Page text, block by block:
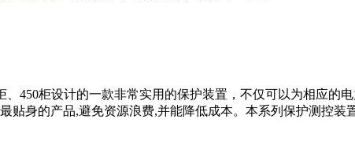
450柜设计的一款非常实用的保护装置，不仅可以为相应的
贴身的产品,避免资源浪费,并能降低成本。本系列保护测控